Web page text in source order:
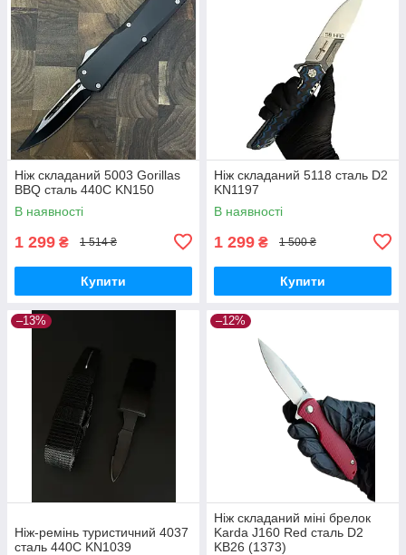
Ніж складаний 5003 Gorillas
BBQ сталь 440С KN150
В наявності
1 299 ₴ 1 514 ₴
Купити
Ніж складаний 5118 сталь D2
KN1197
В наявності
1 299 ₴ 1 500 ₴
Купити
–13%
Ніж-ремінь туристичний 4037
сталь 440С KN1039
–12%
Ніж складаний міні брелок
Karda J160 Red сталь D2
KB26 (1373)